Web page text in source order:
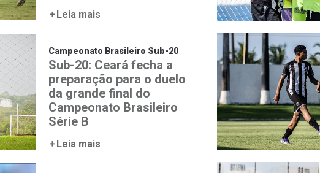
Leia mais
Campeonato Brasileiro Sub-20
Sub-20: Ceará fecha a
preparação para o duelo
da grande final do
Campeonato Brasileiro
Série B
Leia mais